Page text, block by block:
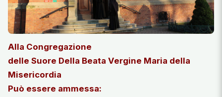
Alla Congregazione
delle Suore Della Beata Vergine Maria della
Misericordia
Può essere ammessa: